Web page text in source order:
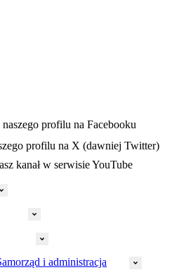
w nowej karcieprofilu na Facebooku
profilu na X (dawniej Twitter)
w nowej karcie
kanał w serwisie YouTube
i administracja